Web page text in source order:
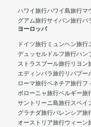
ハワイ旅行ハワイ島旅行マ
グアム旅行サイパン旅行パ
ヨーロッパ
ドイツ旅行 ミュンヘン旅行
デュッセルドルフ旅行ハン
ストラスブール旅行リヨン
エディンバラ旅行リバプー
ローマ旅行ベネチア旅行フ
ボローニャ旅行ベルギー旅
サントリーニ島旅行スペイ
グラナダ旅行バレンシア旅
オーストリア旅行ウィーン